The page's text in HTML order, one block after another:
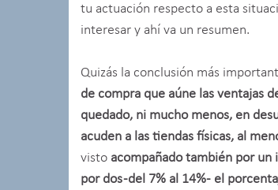
tu actuación respecto a esta
interesar y ahí va un resumen.
Quizás la conclusión más
de compra que aúne las ventajas
quedado, ni mucho menos, en
acuden a las tiendas físicas, al
visto acompañado también por
por dos -del 7% al 14%- el